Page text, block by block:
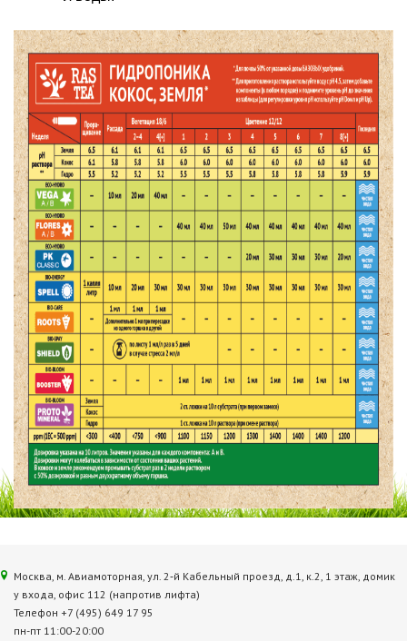
Москва, м. Авиамоторная, ул. 2‑й Кабельный проезд, д.1, к.2, 1 этаж, домик
у входа, офис 112 (напротив лифта)
Телефон +7 (495) 649 17 95
пн-пт 11:00-20:00